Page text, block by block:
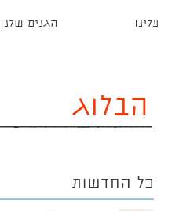
הגנים שלנו עלינו
הבלוג
כל החדשות